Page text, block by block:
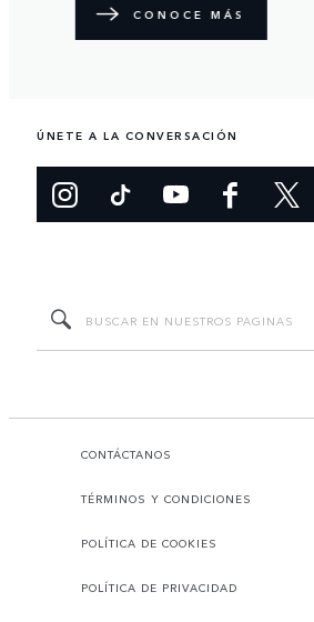
ÚNETE A LA CONVERSACIÓN
CONTÁCTANOS
TÉRMINOS Y CONDICIONES
POLÍTICA DE COOKIES
POLÍTICA DE PRIVACIDAD